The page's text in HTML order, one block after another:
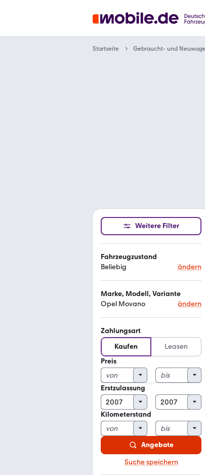
Startseite Gebraucht- und
Weitere Filter
Fahrzeugzustand
Beliebig
ändern
Marke, Modell, Variante
Opel Movano
ändern
Zahlungsart
Kaufen
Leasen
Preis
Erstzulassung
Kilometerstand
Angebote
Suche speichern